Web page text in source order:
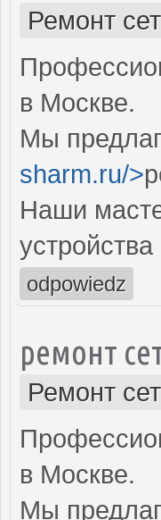
Ремонт
в Москве.
Мы
sharm.ru/>
Наши
odpowiedz
ремонт
Ремонт
в Москве.
Мы